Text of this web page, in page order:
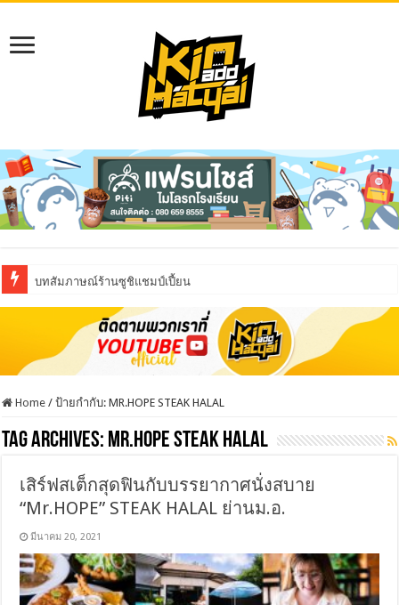
บทสัมภาษณ์ร้านซูชิแชมป์เปี้ยน
Home / ป้ายกำกับ:MR.HOPE STEAK HALAL
Tag Archives: MR.HOPE STEAK HALAL
เสิร์ฟสเต็กสุดฟินกับบรรยากาศนั่งสบาย
“Mr.HOPE” STEAK HALAL ย่านม.อ.
มีนาคม 20, 2021